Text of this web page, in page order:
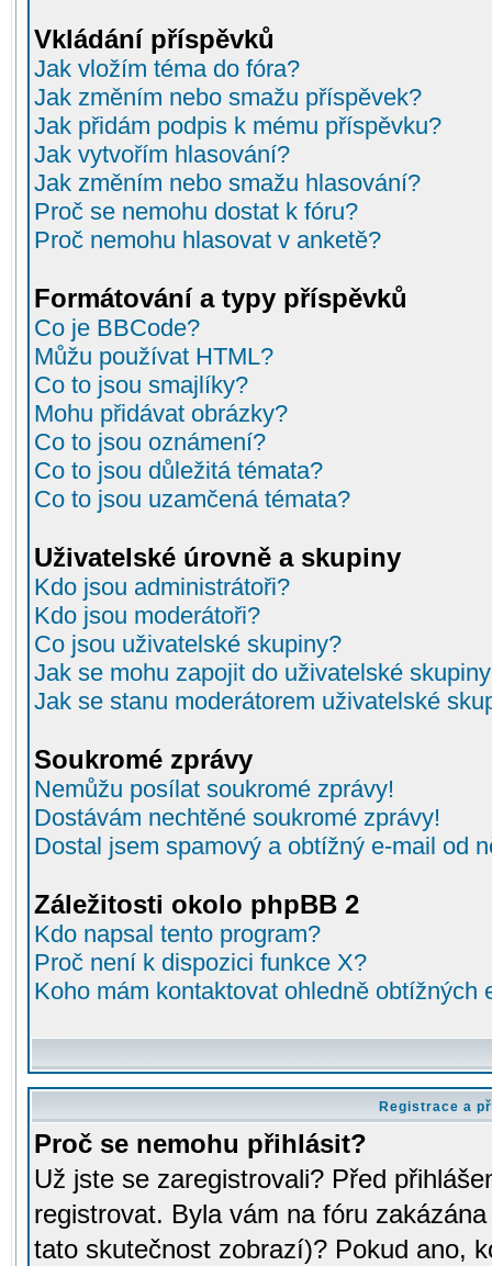
Vkládání příspěvků
Jak vložím téma do fóra?
Jak změním nebo smažu příspěvek?
Jak přidám podpis k mému příspěvku?
Jak vytvořím hlasování?
Jak změním nebo smažu hlasování?
Proč se nemohu dostat k fóru?
Proč nemohu hlasovat v anketě?
Formátování a typy příspěvků
Co je BBCode?
Můžu používat HTML?
Co to jsou smajlíky?
Mohu přidávat obrázky?
Co to jsou oznámení?
Co to jsou důležitá témata?
Co to jsou uzamčená témata?
Uživatelské úrovně a skupiny
Kdo jsou administrátoři?
Kdo jsou moderátoři?
Co jsou uživatelské skupiny?
Jak se mohu zapojit do uživatelské
Jak se stanu moderátorem uživatelské
Soukromé zprávy
Nemůžu posílat soukromé zprávy!
Dostávám nechtěné soukromé zprávy!
Dostal jsem spamový a obtížný e-mail od
Záležitosti okolo phpBB 2
Kdo napsal tento program?
Proč není k dispozici funkce X?
Koho mám kontaktovat ohledně
Registrace a
Proč se nemohu přihlásit?
Už jste se zaregistrovali? Před
registrovat. Byla vám na fóru
tato skutečnost zobrazí)? Pokud ano,